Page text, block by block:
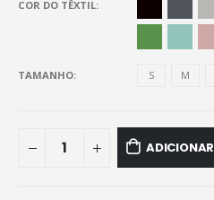
COR DO TÊXTIL
TAMANHO S M
ADICIONAR